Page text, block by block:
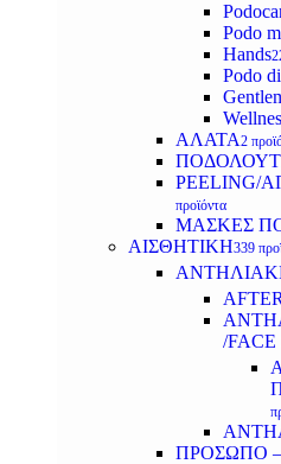
Podo
Hands
Podo
ΑΛΑΤΑ2
PEELING/
προϊόντα
ΜΑΣΚΕΣ
ΑΙΣΘΗΤΙΚΗ339
/FACE
ΠΡΟΣΩΠΟ –